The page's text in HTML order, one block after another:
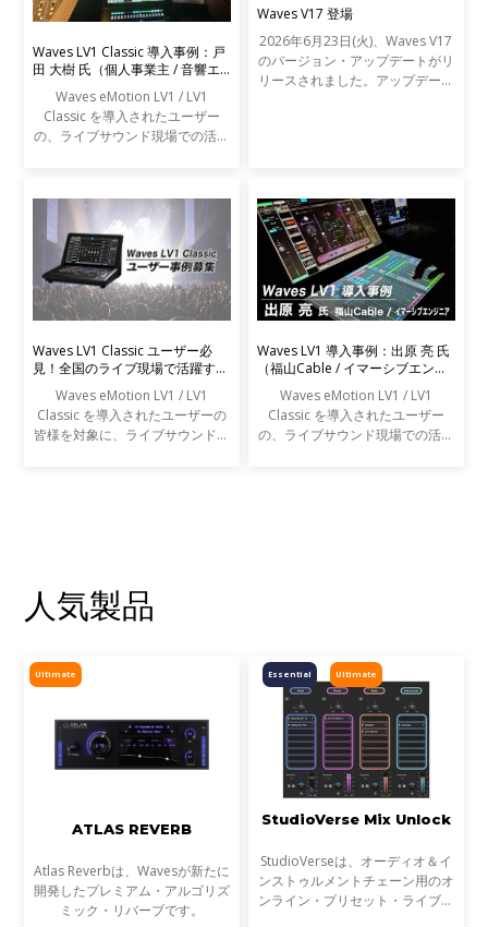
Waves LV1 Classic 導入事例：戸
田 大樹 氏（個人事業主 / 音響エ
Waves eMotion LV1 / LV1
Classic を導入されたユーザー
の、ライブサウンド現場での活用
Waves V17 登場
2026年6月23日(火)、Waves V17
のバージョン・アップデートがリ
リースされました。アップデート
Waves LV1 Classic ユーザー必
見！全国のライブ現場で活躍する
Waves eMotion LV1 / LV1
Classic を導入されたユーザーの
皆様を対象に、ライブサウンドの
Waves LV1 導入事例：出原 亮 氏
（福山Cable / イマーシブエンジ
Waves eMotion LV1 / LV1
Classic を導入されたユーザー
の、ライブサウンド現場での活用
人気製品
Ultimate
ATLAS REVERB
Atlas Reverbは、Wavesが新たに
開発したプレミアム・アルゴリズ
ミック・リバーブです。
Ultimate
Essential
StudioVerse Mix Unlock
StudioVerseは、オーディオ＆イ
ンストゥルメントチェーン用のオ
ンライン・プリセット・ライブラ